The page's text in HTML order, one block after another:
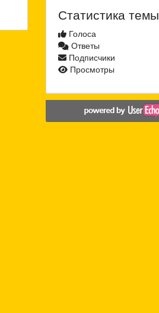
Статистика темы
Голоса
Ответы
Подписчики
Просмотры